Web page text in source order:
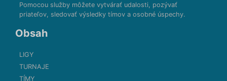
Pomocou služby môžete vytvárať udalosti, pozývať
priateľov, sledovať výsledky tímov a osobné úspechy.
Obsah
LIGY
TURNAJE
TÍMY